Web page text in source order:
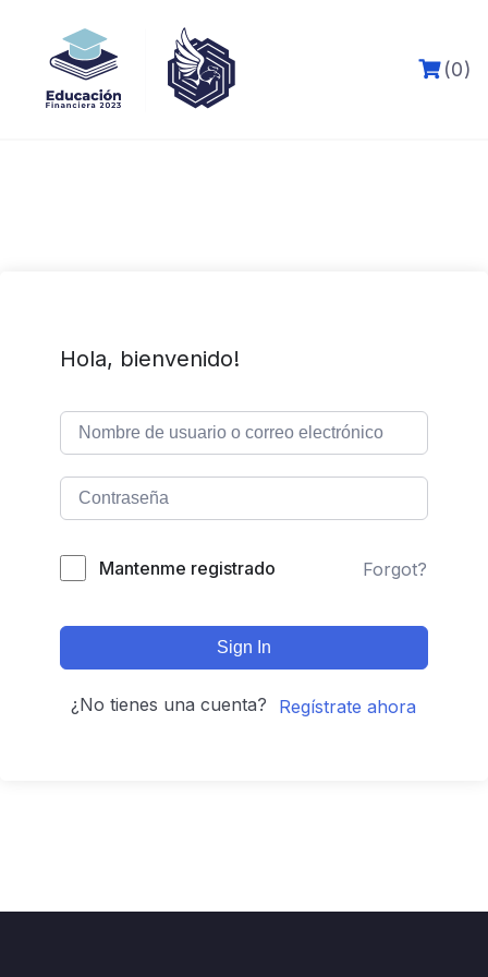
(0)
Hola, bienvenido!
Mantenme registrado Forgot?
Sign In
¿No tienes una cuenta? Regístrate ahora